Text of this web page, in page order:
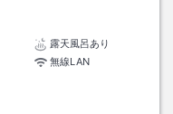
露天風呂あり
無線LAN